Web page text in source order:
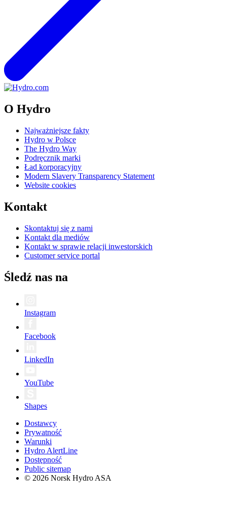
O Hydro
Najważniejsze fakty
Hydro w Polsce
The Hydro Way
Podręcznik marki
Ład korporacyjny
Modern Slavery Transparency Statement
Website cookies
Kontakt
Skontaktuj się z nami
Kontakt dla mediów
Kontakt w sprawie relacji inwestorskich
Customer service portal
Śledź nas na
Instagram
Facebook
LinkedIn
YouTube
Shapes
Dostawcy
Prywatność
Warunki
Hydro AlertLine
Dostępność
Public sitemap
© 2026 Norsk Hydro ASA